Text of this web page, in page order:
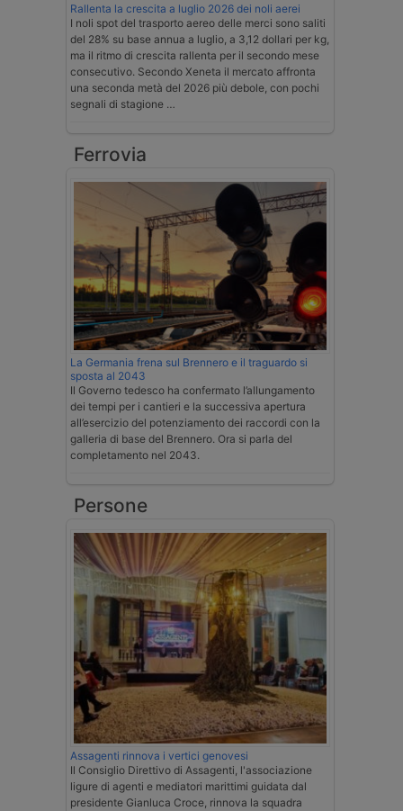
Rallenta la crescita a luglio 2026 dei noli aerei
I noli spot del trasporto aereo delle merci sono saliti
del 28% su base annua a luglio, a 3,12 dollari per kg,
ma il ritmo di crescita rallenta per il secondo mese
consecutivo. Secondo Xeneta il mercato affronta
una seconda metà del 2026 più debole, con pochi
segnali di stagione …
Ferrovia
La Germania frena sul Brennero e il traguardo si
sposta al 2043
Il Governo tedesco ha confermato l’allungamento
dei tempi per i cantieri e la successiva apertura
all’esercizio del potenziamento dei raccordi con la
galleria di base del Brennero. Ora si parla del
completamento nel 2043.
Persone
Assagenti rinnova i vertici genovesi
Il Consiglio Direttivo di Assagenti, l'associazione
ligure di agenti e mediatori marittimi guidata dal
presidente Gianluca Croce, rinnova la squadra